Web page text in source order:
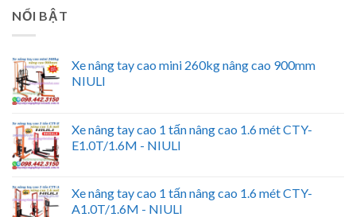
NỔI BẬT
Xe nâng tay cao mini 260kg nâng cao 900mm
NIULI
Xe nâng tay cao 1 tấn nâng cao 1.6 mét CTY-
E1.0T/1.6M - NIULI
Xe nâng tay cao 1 tấn nâng cao 1.6 mét CTY-
A1.0T/1.6M - NIULI